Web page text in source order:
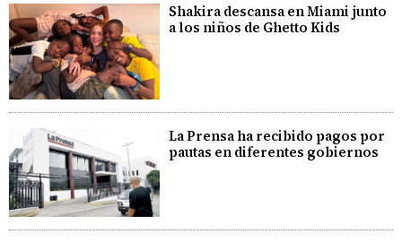
Shakira descansa en Miami junto
a los niños de Ghetto Kids
La Prensa ha recibido pagos por
pautas en diferentes gobiernos